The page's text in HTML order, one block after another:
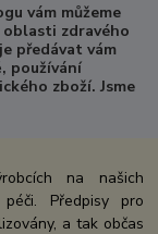
vám můžeme
zdravého
předávat vám
používání
zboží. Jsme
na našich
Předpisy pro
a tak občas